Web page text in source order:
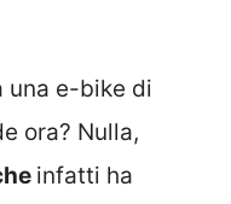
una e-bike di
ora? Nulla,
infatti ha